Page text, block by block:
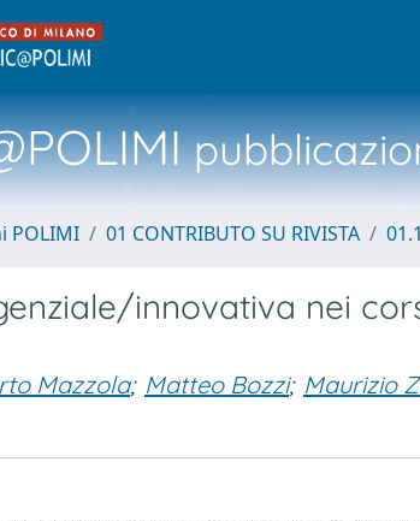
POLIMI 01 CONTRIBUTO SU RIVISTA
innovativa nei
Mazzola; Matteo Bozzi; Maurizio